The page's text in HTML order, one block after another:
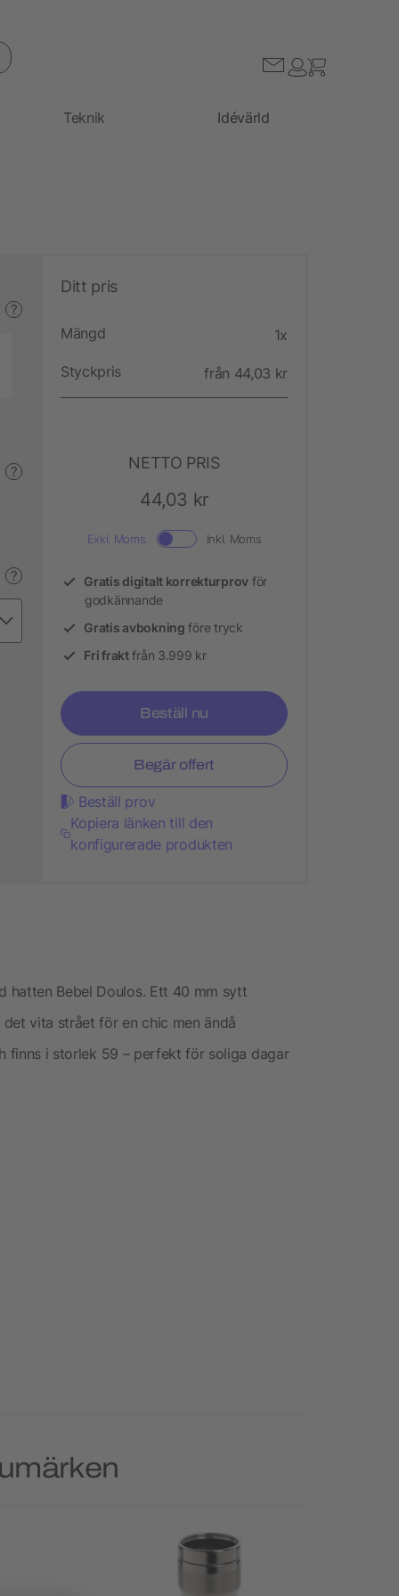
Teknik Idévärld
?
?
?
Ditt pris
Mängd 1x
Styckpris från 44,03 kr
NETTO PRIS
44,03 kr
Exkl. Moms. Inkl. Moms
Gratis digitalt korrekturprov för
godkännande
Gratis avbokning före tryck
Fri fraktfrån 3.999 kr
Beställ nu
Begär offert
Beställ prov
Kopiera länken till den
konfigurerade produkten
hatten Bebel Doulos. Ett 40 mm sytt
vita strået för en chic men ändå
finns i storlek 59 – perfekt för soliga dagar